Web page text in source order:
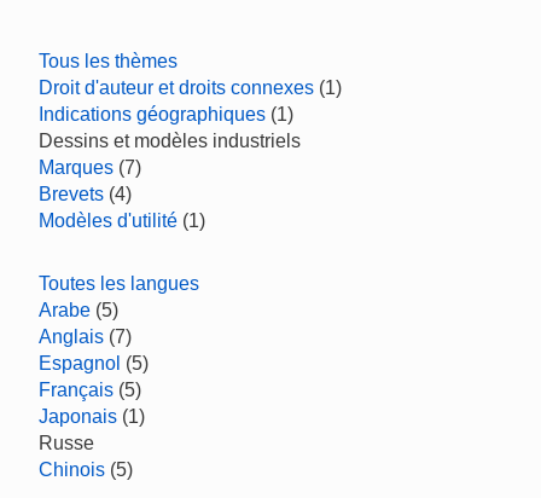
Tous les thèmes
Droit d'auteur et droits connexes (1)
Indications géographiques (1)
Dessins et modèles industriels
Marques (7)
Brevets (4)
Modèles d'utilité (1)
Toutes les langues
Arabe (5)
Anglais (7)
Espagnol (5)
Français (5)
Japonais (1)
Russe
Chinois (5)